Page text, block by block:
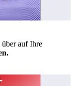
über auf Ihre